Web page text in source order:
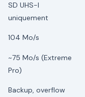
SD UHS-I
uniquement
104 Mo/s
~75 Mo/s (Extreme
Pro)
Backup, overflow